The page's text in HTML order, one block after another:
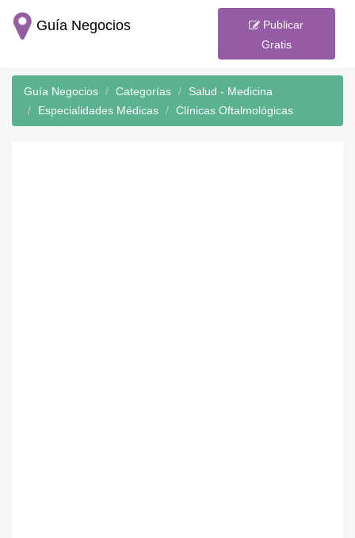
Guía Negocios
Publicar
Gratis
Guía Negocios Categorías
Salud - Medicina
Especialidades Médicas
Clínicas Oftalmológicas